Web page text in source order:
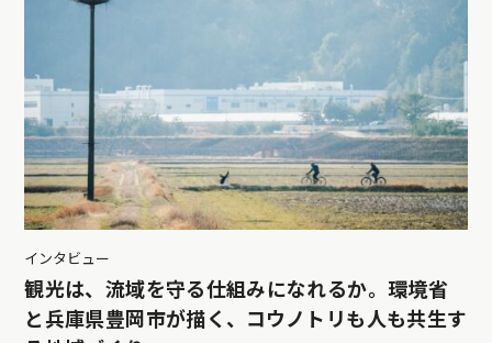
インタビュー
観光は、流域を守る仕組みになれるか。環境省
と兵庫県豊岡市が描く、コウノトリも人も共生す